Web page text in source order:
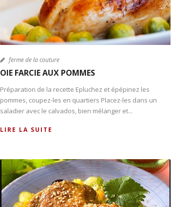
ferme de la couture
OIE FARCIE AUX POMMES
Préparation de la recette Epluchez et épépinez les
pommes, coupez-les en quartiers Placez-les dans un
saladier avec le calvados, bien mélanger et...
LIRE LA SUITE